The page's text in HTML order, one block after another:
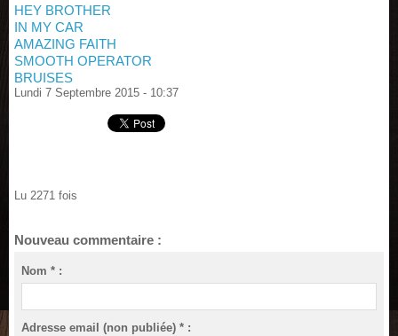
HEY BROTHER
IN MY CAR
AMAZING FAITH
SMOOTH OPERATOR
BRUISES
Lundi 7 Septembre 2015 - 10:37
Lu 2271 fois
Nouveau commentaire :
Nom * :
Adresse email (non publiée) * :